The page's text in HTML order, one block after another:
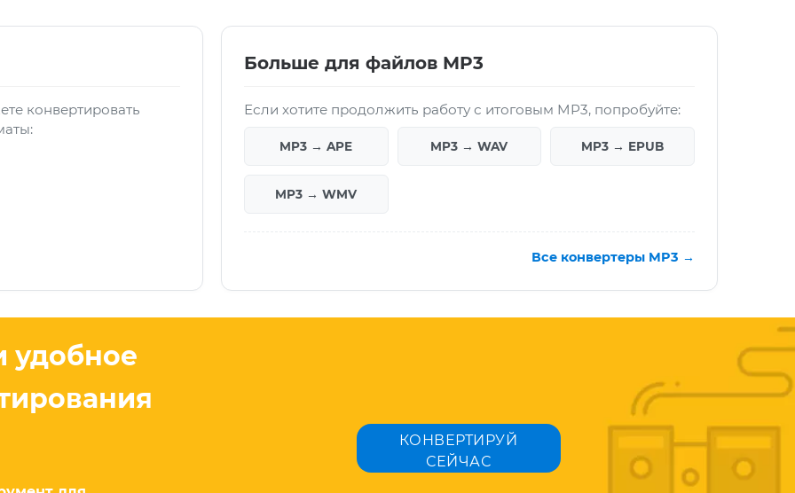
конвертировать
Больше для файлов MP3
Если хотите продолжить работу с итоговым MP3, попробуйте:
MP3 → APE MP3 → WAV MP3 → EPUB
MP3 → WMV
Все конвертеры MP3 →
удобное
КОНВЕРТИРУЙ
СЕЙЧАС